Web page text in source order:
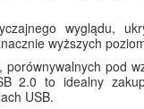
wyglądu,
wyższych
pod
2.0 to idealny
USB.